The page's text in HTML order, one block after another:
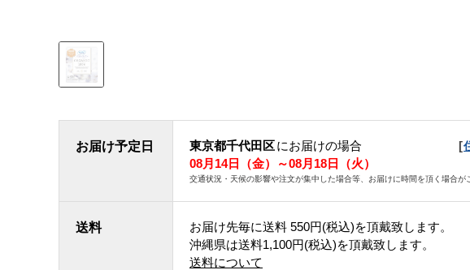
お届け予定日 東京都千代田区にお届けの場合 [
08月14日（金）～08月18日（火）
交通状況・天候の影響や注文が集中した場合等、お届けに時間を頂く場合が
送料 お届け先毎に送料 550円(税込)を頂戴致します。
沖縄県は送料1,100円(税込)を頂戴致します。
送料について